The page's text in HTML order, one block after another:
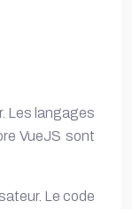
Les langages
VueJS sont
Le code